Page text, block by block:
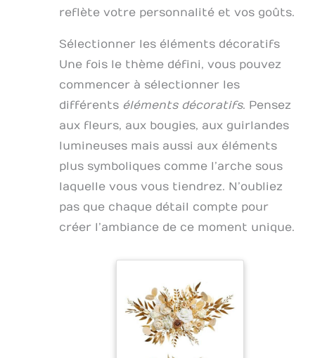
reflète votre personnalité et vos goûts.
Sélectionner les éléments décoratifs
Une fois le thème défini, vous pouvez
commencer à sélectionner les
différents éléments décoratifs. Pensez
aux fleurs, aux bougies, aux guirlandes
lumineuses mais aussi aux éléments
plus symboliques comme l’arche sous
laquelle vous vous tiendrez. N’oubliez
pas que chaque détail compte pour
créer l’ambiance de ce moment unique.